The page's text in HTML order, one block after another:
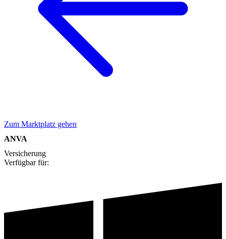
Zum Marktplatz gehen
ANVA
Versicherung
Verfügbar für: